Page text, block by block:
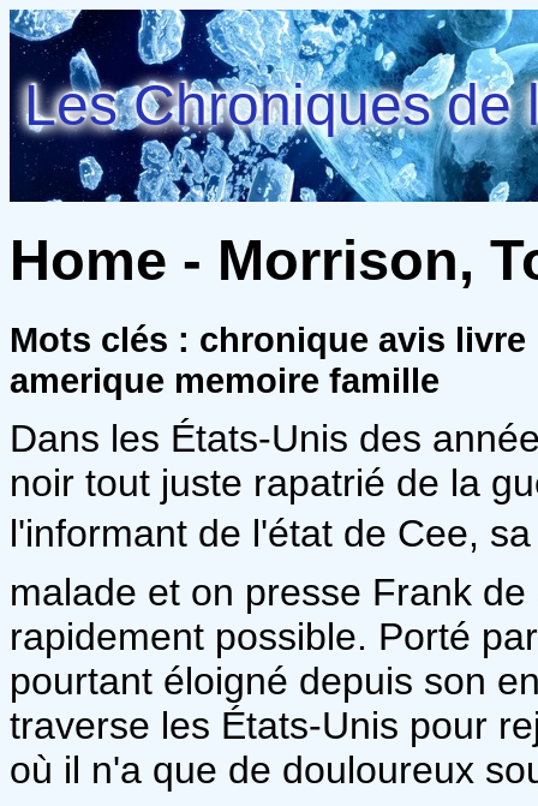
Les Chroniques de
Home - Morrison,
Mots clés : chronique avis
amerique memoire famille
Dans les États-Unis des
noir tout juste rapatrié de la
l'informant de l'état de Cee,
malade et on presse Frank
rapidement possible. Porté
pourtant éloigné depuis son
traverse les États-Unis pour
où il n'a que de douloureux